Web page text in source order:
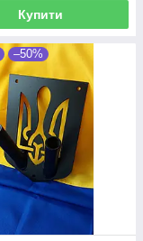
Купити
–50%